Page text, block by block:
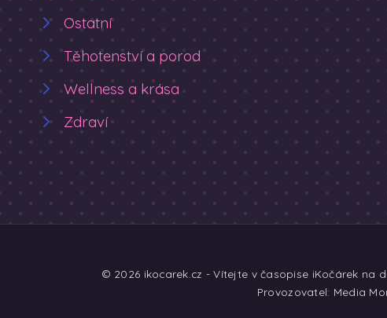
Ostatní
Těhotenství a porod
Wellness a krása
Zdraví
© 2026 ikocarek.cz - Vítejte v časopise iKočárek na
Provozovatel: Media